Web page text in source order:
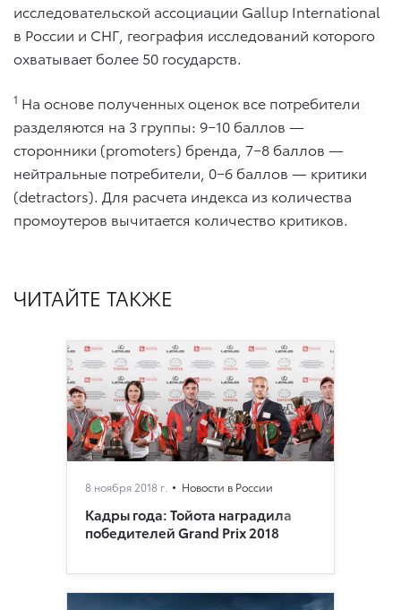
исследовательской ассоциации Gallup International
в России и СНГ, география исследований которого
охватывает более 50 государств.
1 На основе полученных оценок все потребители
разделяются на 3 группы: 9−10 баллов —
сторонники (promoters) бренда, 7−8 баллов —
нейтральные потребители, 0−6 баллов — критики
(detractors). Для расчета индекса из количества
промоутеров вычитается количество критиков.
ЧИТАЙТЕ ТАКЖЕ
8 ноября 2018 г. Новости в России
Кадры года: Тойота наградила
победителей Grand Prix 2018